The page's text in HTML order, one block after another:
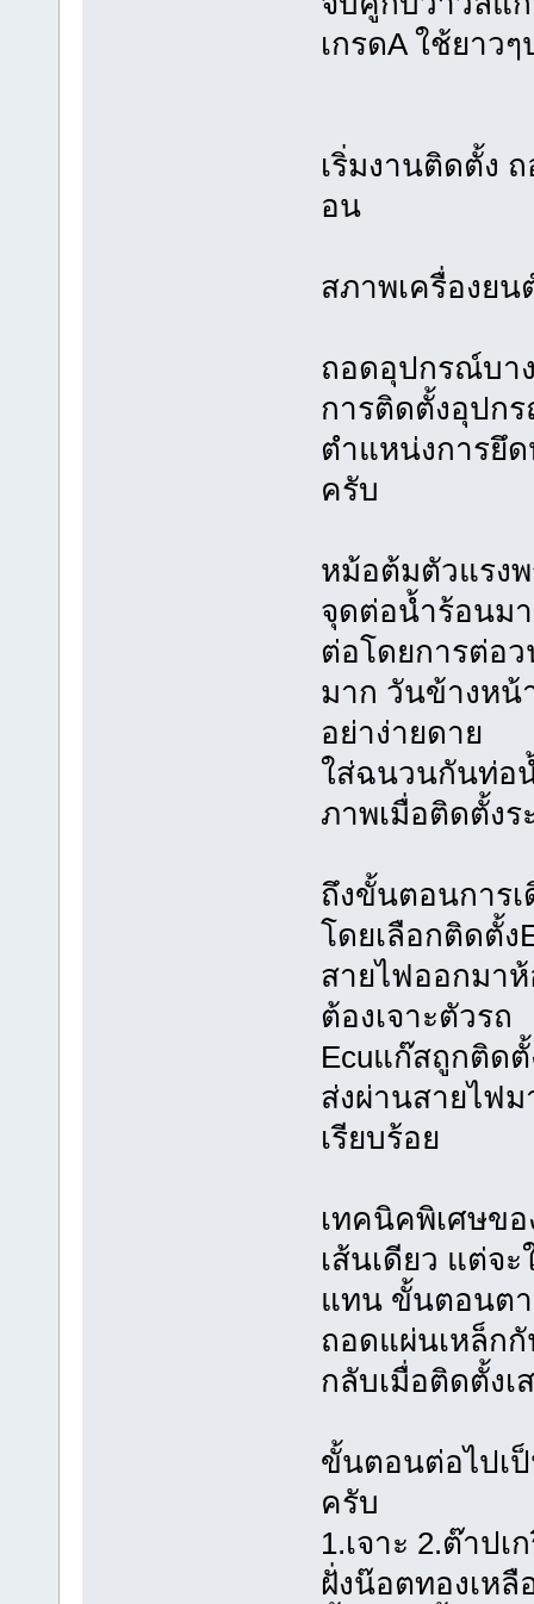
เกรดA ใช้ยาว
เริ่มงานติดตั้ง
อน
สภาพเครื่องย
ถอดอุปกรณ์บา
การติดตั้งอุปก
ตำแหน่งการยึ
ครับ
หม้อต้มตัวแรง
จุดต่อน้ำร้อนม
ต่อโดยการต่อ
มาก วันข้างหน้
อย่าง่ายดาย
ใส่ฉนวนกันท่อ
ภาพเมื่อติดตั้งร
ถึงขั้นตอนการ
โดยเลือกติดตั้ง
สายไฟออกมาห้
ต้องเจาะตัวรถ
Ecuแก๊สถูกติด
ส่งผ่านสายไฟม
เรียบร้อย
เทคนิคพิเศษข
เส้นเดียว แต่จ
แทน ขั้นตอนต
ถอดแผ่นเหล็ก
กลับเมื่อติดตั้งเ
ขั้นตอนต่อไปเ
ครับ
1.เจาะ 2.ต๊าป
ฝั่งน๊อตทองเห